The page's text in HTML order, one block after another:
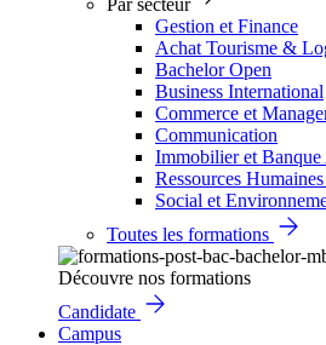
Par secteur
Gestion et Finance
Achat Tourisme &
Bachelor Open
Business International
Commerce et
Communication
Immobilier et Banque
Ressources
Social et
Toutes les formations
Découvre nos formations
Candidate
Campus